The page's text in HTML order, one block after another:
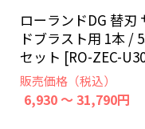
ローランドDG 替刃
ドブラスト用 1本 /
セット [RO-ZEC-
販売価格（税込）
6,930 ～ 31,790円